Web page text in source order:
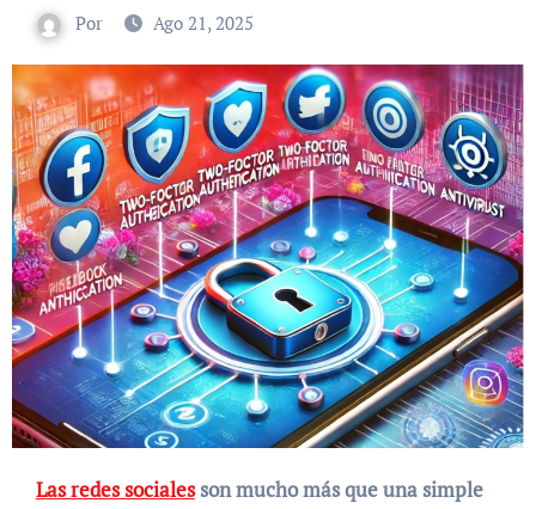
Por Ago 21, 2025
Las redes socialesson mucho más que una simple